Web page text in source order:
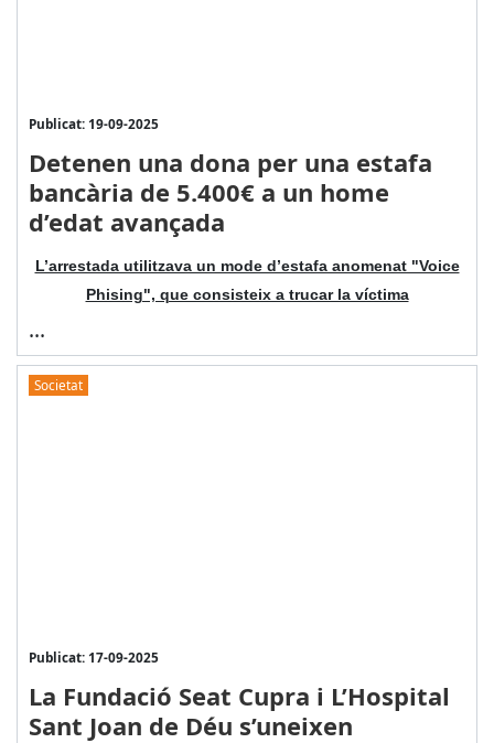
Publicat: 19-09-2025
Detenen una dona per una estafa
bancària de 5.400€ a un home
d’edat avançada
L’arrestada utilitzava un mode d’estafa anomenat "Voice
Phising", que consisteix a trucar la víctima
...
Societat
Publicat: 17-09-2025
La Fundació Seat Cupra i L’Hospital
Sant Joan de Déu s’uneixen